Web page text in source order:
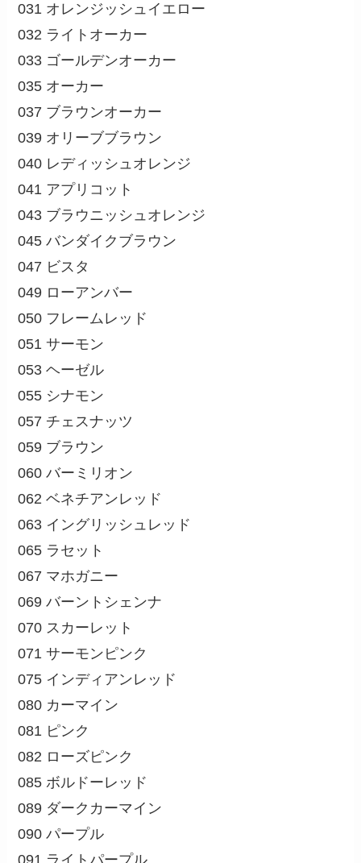
031 オレンジッシュイエロー
032 ライトオーカー
033 ゴールデンオーカー
035 オーカー
037 ブラウンオーカー
039 オリーブブラウン
040 レディッシュオレンジ
041 アプリコット
043 ブラウニッシュオレンジ
045 バンダイクブラウン
047 ビスタ
049 ローアンバー
050 フレームレッド
051 サーモン
053 ヘーゼル
055 シナモン
057 チェスナッツ
059 ブラウン
060 バーミリオン
062 ベネチアンレッド
063 イングリッシュレッド
065 ラセット
067 マホガニー
069 バーントシェンナ
070 スカーレット
071 サーモンピンク
075 インディアンレッド
080 カーマイン
081 ピンク
082 ローズピンク
085 ボルドーレッド
089 ダークカーマイン
090 パープル